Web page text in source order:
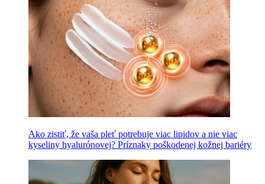
Ako zistiť, že vaša pleť potrebuje viac lipidov a nie viac
kyseliny hyalurónovej? Príznaky poškodenej kožnej bariéry